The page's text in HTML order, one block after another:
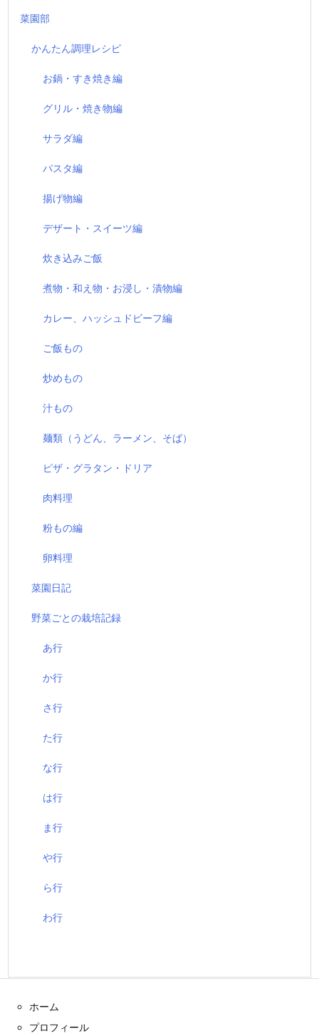
菜園部
かんたん調理レシピ
お鍋・すき焼き編
グリル・焼き物編
サラダ編
パスタ編
揚げ物編
デザート・スイーツ編
炊き込みご飯
煮物・和え物・お浸し・漬物編
カレー、ハッシュドビーフ編
ご飯もの
炒めもの
汁もの
麺類（うどん、ラーメン、そば）
ピザ・グラタン・ドリア
肉料理
粉もの編
卵料理
菜園日記
野菜ごとの栽培記録
あ行
か行
さ行
た行
な行
は行
ま行
や行
ら行
わ行
ホーム
プロフィール